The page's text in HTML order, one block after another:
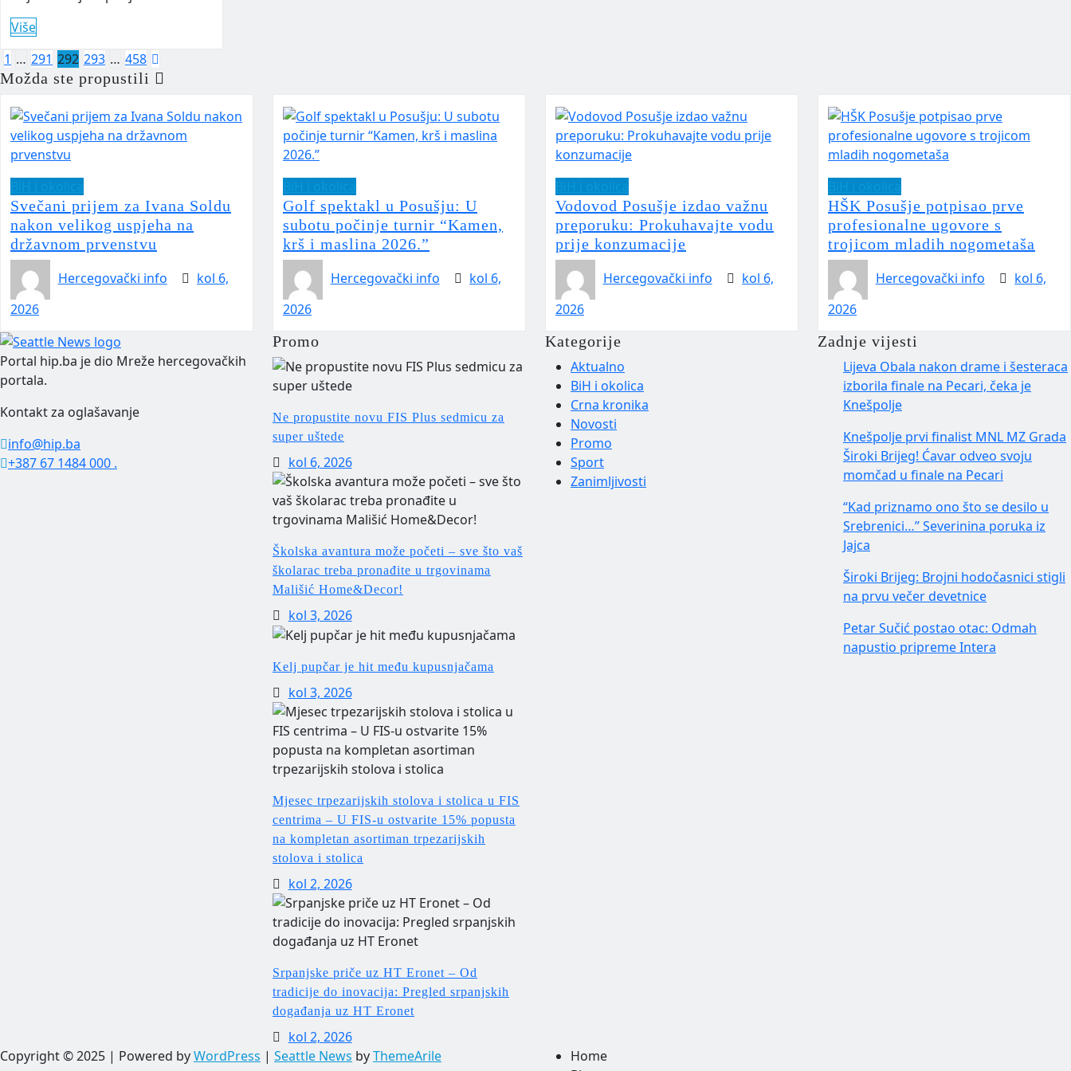
Više
1 … 291 292 293 … 458
Možda ste propustili
Svečani prijem za Ivana Soldu
nakon velikog uspjeha na
državnom prvenstvu
Hercegovački info
kol 6,
2026
Golf spektakl u Posušju: U
subotu počinje turnir “Kamen,
krš i maslina 2026.”
Hercegovački info
kol 6,
2026
Vodovod Posušje izdao važnu
preporuku: Prokuhavajte vodu
prije konzumacije
Hercegovački info
kol 6,
2026
HŠK Posušje potpisao prve
profesionalne ugovore s
trojicom mladih nogometaša
Hercegovački info
kol 6,
2026
Portal hip.ba je dio Mreže hercegovačkih
portala.
Kontakt za oglašavanje
info@hip.ba
+387 67 1484 000 .
Promo
Ne propustite novu FIS Plus sedmicu za
super uštede
kol 6, 2026
Školska avantura može početi – sve što vaš
školarac treba pronađite u trgovinama
Mališić Home&Decor!
kol 3, 2026
Kelj pupčar je hit među kupusnjačama
kol 3, 2026
Mjesec trpezarijskih stolova i stolica u FIS
centrima – U FIS-u ostvarite 15% popusta
na kompletan asortiman trpezarijskih
stolova i stolica
kol 2, 2026
Srpanjske priče uz HT Eronet – Od
tradicije do inovacija: Pregled srpanjskih
događanja uz HT Eronet
kol 2, 2026
Kategorije
Aktualno
BiH i okolica
Crna kronika
Novosti
Promo
Sport
Zanimljivosti
Zadnje vijesti
Lijeva Obala nakon drame i šesteraca
izborila finale na Pecari, čeka je
Knešpolje
Knešpolje prvi finalist MNL MZ Grada
Široki Brijeg! Ćavar odveo svoju
momčad u finale na Pecari
“Kad priznamo ono što se desilo u
Srebrenici…” Severinina poruka iz
Jajca
Široki Brijeg: Brojni hodočasnici stigli
na prvu večer devetnice
Petar Sučić postao otac: Odmah
napustio pripreme Intera
Copyright © 2025 | Powered byWordPress | Seattle News byThemeArile
Home